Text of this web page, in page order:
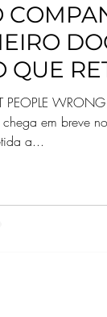
QUE
WRONG PLACE retrata o líder da
em breve
a...